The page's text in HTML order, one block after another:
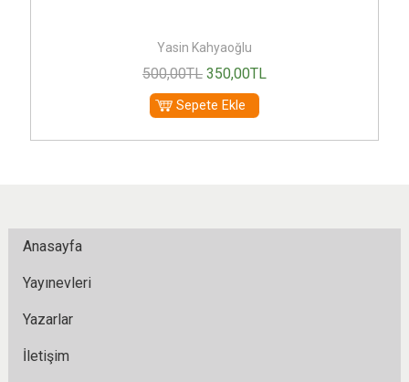
Yasin Kahyaoğlu
500,00TL 350,00TL
Sepete Ekle
Anasayfa
Yayınevleri
Yazarlar
İletişim